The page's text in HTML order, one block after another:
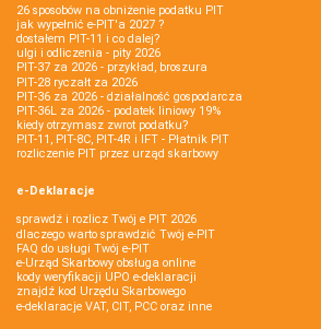
26 sposobów na obniżenie podatku PIT
jak wypełnić e-PIT'a 2027 ?
dostałem PIT-11 i co dalej?
ulgi i odliczenia - pity 2026
PIT-37 za 2026 - przykład, broszura
PIT-28 ryczałt za 2026
PIT-36 za 2026 - działalność gospodarcza
PIT-36L za 2026 - podatek liniowy 19%
kiedy otrzymasz zwrot podatku?
PIT-11, PIT-8C, PIT-4R i IFT - Płatnik PIT
rozliczenie PIT przez urząd skarbowy
e-Deklaracje
sprawdź i rozlicz Twój e PIT 2026
dlaczego warto sprawdzić Twój e-PIT
FAQ do usługi Twój e-PIT
e-Urząd Skarbowy obsługa online
kody weryfikacji UPO e-deklaracji
znajdź kod Urzędu Skarbowego
e-deklaracje VAT, CIT, PCC oraz inne